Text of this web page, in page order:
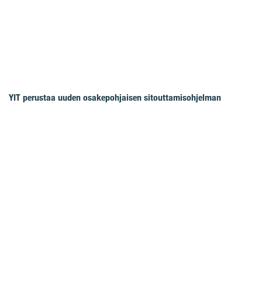
YIT perustaa uuden osakepohjaisen sitouttamisohjelman